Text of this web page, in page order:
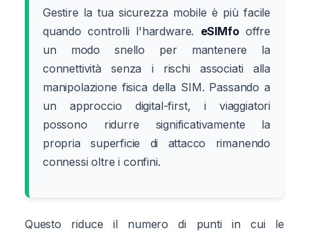
Gestire la tua sicurezza mobile è più facile
quando controlli l'hardware. eSIMfooffre
un modo snello per mantenere la
connettività senza i rischi associati alla
manipolazione fisica della SIM. Passando a
un approccio digital-first, i viaggiatori
possono ridurre significativamente la
propria superficie di attacco rimanendo
connessi oltre i confini.
Questo riduce il numero di punti in cui le